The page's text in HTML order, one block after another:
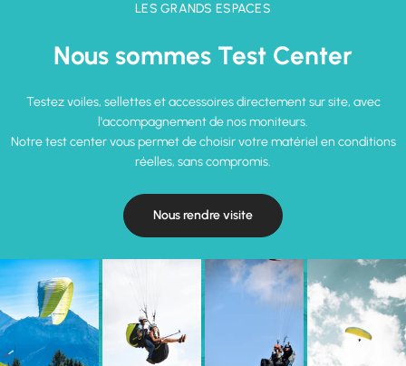
LES GRANDS ESPACES
Nous sommes Test Center
Testez voiles, sellettes et accessoires directement sur site, avec
l'accompagnement de nos moniteurs.
Notre test center vous permet de choisir votre matériel en conditions
réelles, sans compromis.
Nous rendre visite